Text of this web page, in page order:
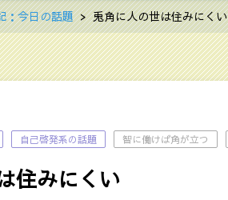
：今日の話題 兎角に人の世は住みにくい
自己啓発系の話題 智に働けば角が立つ
住みにくい